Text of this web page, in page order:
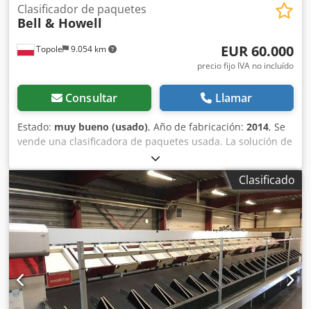
Topole 9.054 km
Clasificador de paquetes
Bell & Howell
EUR 60.000
precio fijo IVA no incluído
Consultar Llamar
Estado: muy bueno (usado), Año de fabricación: 2014, Se
vende una clasificadora de paquetes usada. La solución de
clasificación consta de un sistema de procesamiento de
alta velocidad capaz de realizar las siguientes funciones: •
Sección de preparación para la introducción manual, de
diseño ergonómico, para 2 operarios, que permite un
procesamiento eficiente: • 5.000 paquetes por hora en
modo de lectura de códigos de barras con un solo
operario. Este modo no requiere la orientación del
producto y se utilizará para el procesamiento de los
paquetes rechazados que se devuelven al sistema de
gestión de paquetes (los paquetes de tamaño extremo
deben orientarse). • 5.000 paquetes por hora para el
Clasificado